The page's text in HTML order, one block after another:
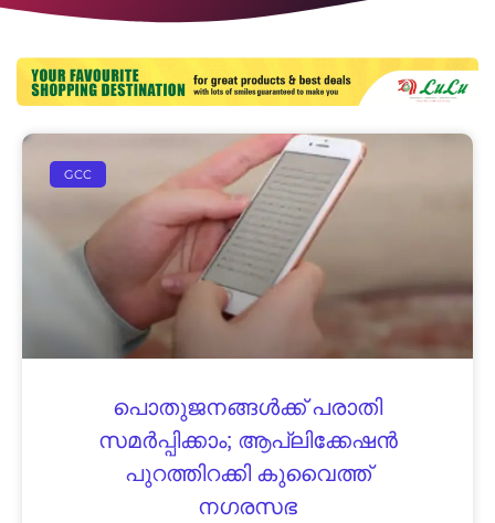
GCC
പൊതുജനങ്ങൾക്ക് പരാതി
സമർപ്പിക്കാം; ആപ്ലിക്കേഷൻ
പുറത്തിറക്കി കുവൈത്ത്‌
നഗരസഭ